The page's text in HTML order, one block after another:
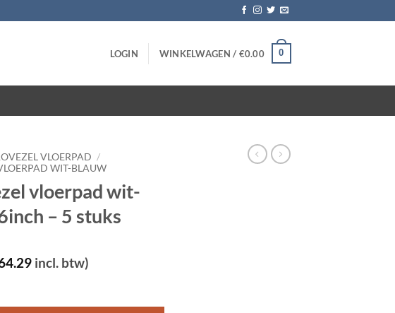
LOGIN WINKELWAGEN / €0.00 0
VLOERPAD /
WIT-BLAUW
vloerpad wit-
– 5 stuks
incl. btw)